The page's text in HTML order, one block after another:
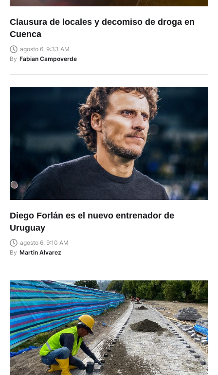
Clausura de locales y decomiso de droga en
Cuenca
agosto 6, 9:33 AM
By Fabian Campoverde
Diego Forlán es el nuevo entrenador de
Uruguay
agosto 6, 9:10 AM
By Martin Alvarez